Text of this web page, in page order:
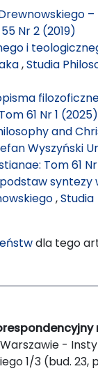
Nr 2 (2019)
i
,Studia
61 Nr 1 (2025)
and
Wyszyński
Tom 61
syntezy
,Studia
dla tego
Warszawie -
1/3 (bud. 23,